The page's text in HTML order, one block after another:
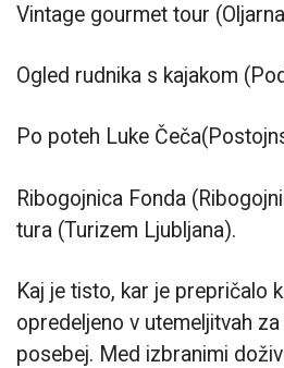
Vintage gourmet tour
Ogled rudnika s kajakom
Po poteh Luke
Ribogojnica Fonda
tura (Turizem Ljubljana).
Kaj je tisto, kar je prepričalo
opredeljeno v utemeljitvah
posebej. Med izbranimi